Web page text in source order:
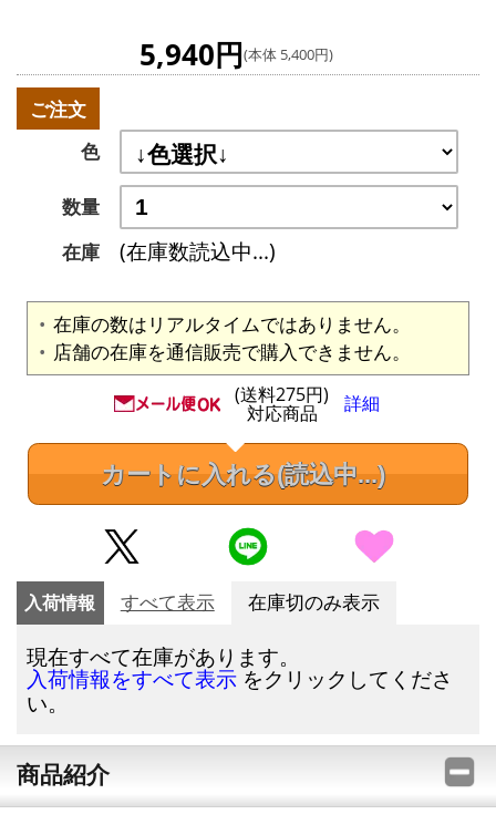
5,940円(本体 5,400円)
ご注文
色
数量
在庫
(在庫数読込中...)
在庫の数はリアルタイムではありません。
店舗の在庫を通信販売で購入できません。
(送料275円)
対応商品 詳細
カートに入れる(読込中...)
入荷情報 すべて表示 在庫切のみ表示
現在すべて在庫があります。
入荷情報をすべて表示 をクリックしてくださ
い。
商品紹介